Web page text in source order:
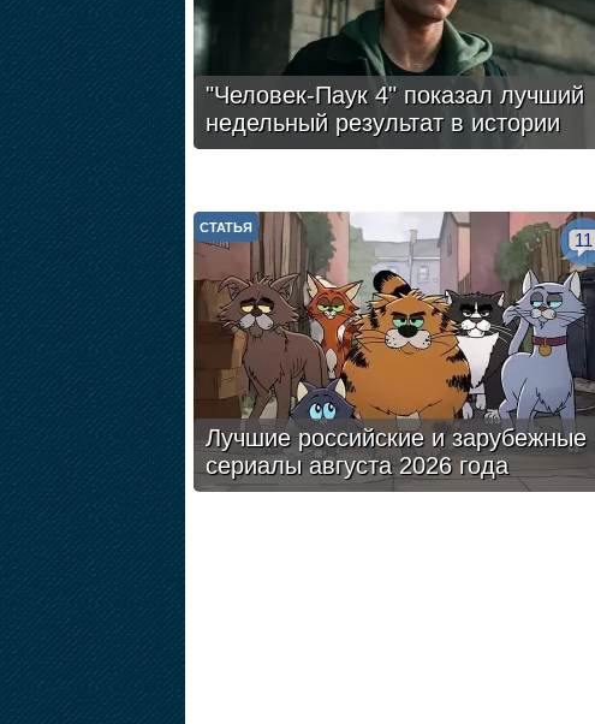
"Человек-Паук 4" показал лучший
недельный результат в истории
Лучшие российские и зарубежные
сериалы августа 2026 года
СТАТЬЯ
11